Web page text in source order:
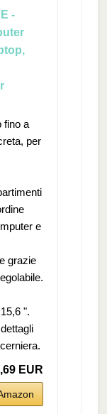
-
fino a
per
e
grazie
".
EUR